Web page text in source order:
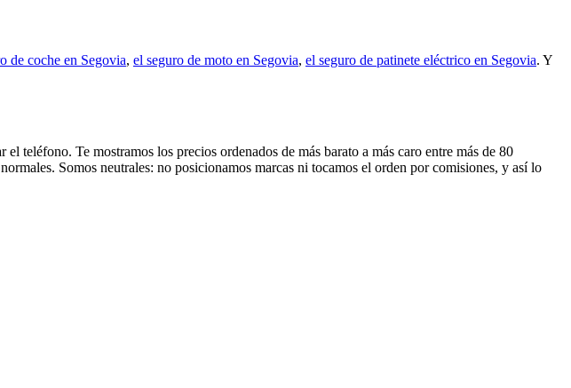
de coche en Segovia, el seguro de moto en Segovia, el seguro de patinete eléctrico en Segovia. Y
teléfono. Te mostramos los precios ordenados de más barato a más caro entre más de 80
Somos neutrales: no posicionamos marcas ni tocamos el orden por comisiones, y así lo